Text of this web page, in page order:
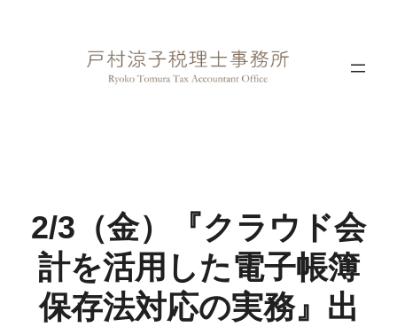
2/3（金）『クラウド会
計を活用した電子帳簿
保存法対応の実務』出